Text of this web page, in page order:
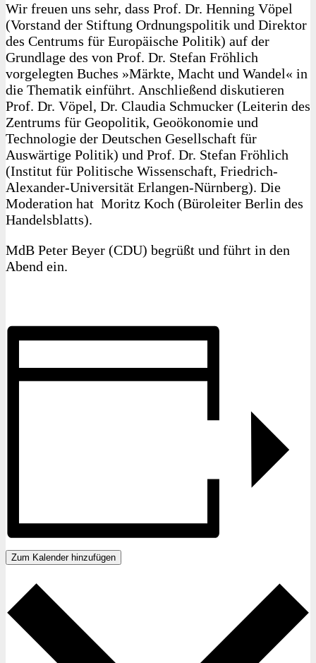
Wir freuen uns sehr, dass Prof. Dr. Henning Vöpel
(Vorstand der Stiftung Ordnungspolitik und Direktor
des Centrums für Europäische Politik) auf der
Grundlage des von Prof. Dr. Stefan Fröhlich
vorgelegten Buches »Märkte, Macht und Wandel« in
die Thematik einführt. Anschließend diskutieren
Prof. Dr. Vöpel, Dr. Claudia Schmucker (Leiterin des
Zentrums für Geopolitik, Geoökonomie und
Technologie der Deutschen Gesellschaft für
Auswärtige Politik) und Prof. Dr. Stefan Fröhlich
(Institut für Politische Wissenschaft, Friedrich-
Alexander-Universität Erlangen-Nürnberg). Die
Moderation hat Moritz Koch (Büroleiter Berlin des
Handelsblatts).
MdB Peter Beyer (CDU) begrüßt und führt in den
Abend ein.
Zum Kalender hinzufügen